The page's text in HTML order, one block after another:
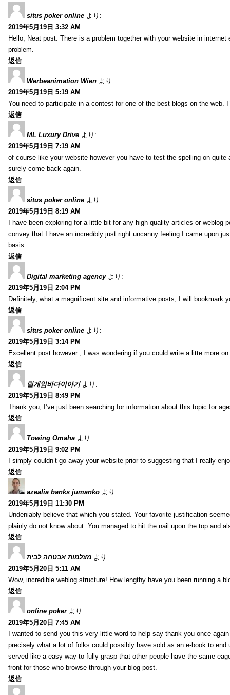
situs poker online より:
2019年5月19日 3:32 AM
Hello, Neat post. There is a problem together with your website in
problem.
返信
Werbeanimation Wien より:
2019年5月19日 5:19 AM
You need to participate in a contest for one of the best blogs on the web.
返信
ML Luxury Drive より:
2019年5月19日 7:19 AM
of course like your website however you have to test the spelling on
surely come back again.
返信
situs poker online より:
2019年5月19日 8:19 AM
I have been exploring for a little bit for any high quality articles or
convey that I have an incredibly just right uncanny feeling I came upon
basis.
返信
Digital marketing agency より:
2019年5月19日 2:04 PM
Definitely, what a magnificent site and informative posts, I will bookmark
返信
situs poker online より:
2019年5月19日 3:14 PM
Excellent post however , I was wondering if you could write a litte more
返信
릴게임바다이야기 より:
2019年5月19日 8:49 PM
Thank you, I’ve just been searching for information about this topic for
返信
Towing Omaha より:
2019年5月19日 9:02 PM
I simply couldn’t go away your website prior to suggesting that I really
返信
azealia banks jumanko より:
2019年5月19日 11:30 PM
Undeniably believe that which you stated. Your favorite justification
plainly do not know about. You managed to hit the nail upon the top and
返信
מצלמות אבטחה לבית より:
2019年5月20日 5:11 AM
Wow, incredible weblog structure! How lengthy have you been running a
返信
online poker より:
2019年5月20日 7:45 AM
I wanted to send you this very little word to help say thank you once
precisely what a lot of folks could possibly have sold as an e-book to
served like a easy way to fully grasp that other people have the same
front for those who browse through your blog post.
返信